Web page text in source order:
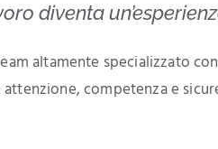
diventa
altamente specializzato
competenza e